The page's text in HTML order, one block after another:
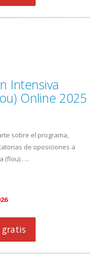
Intensiva
Online 2025
sobre el programa,
de oposiciones a
(flou) . ...